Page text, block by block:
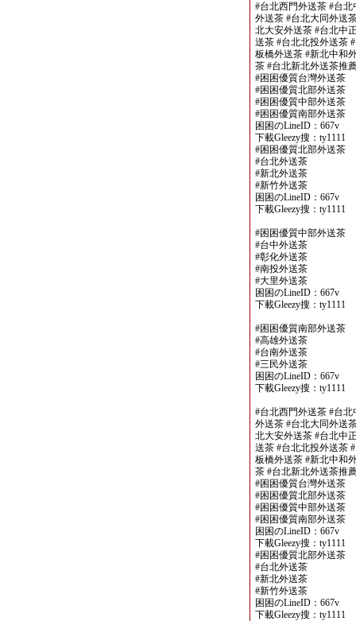
#台北西門外送茶 #台
外送茶 #台北大同外送
北大安外送茶 #台北中
送茶 #台北北投外送茶
板橋外送茶 #新北中和
茶 #台北新北外送茶推
#困困優質台灣外送茶
#困困優質北部外送茶
#困困優質中部外送茶
#困困優質南部外送茶
困困のLineID：667v
下載Gleezy搜：ty1111
#困困優質北部外送茶
#台北外送茶
#新北外送茶
#新竹外送茶
困困のLineID：667v
下載Gleezy搜：ty1111
#困困優質中部外送茶
#台中外送茶
#彰化外送茶
#南投外送茶
#大里外送茶
困困のLineID：667v
下載Gleezy搜：ty1111
#困困優質南部外送茶
#高雄外送茶
#台南外送茶
#三民外送茶
困困のLineID：667v
下載Gleezy搜：ty1111
#台北西門外送茶 #台
外送茶 #台北大同外送
北大安外送茶 #台北中
送茶 #台北北投外送茶
板橋外送茶 #新北中和
茶 #台北新北外送茶推
#困困優質台灣外送茶
#困困優質北部外送茶
#困困優質中部外送茶
#困困優質南部外送茶
困困のLineID：667v
下載Gleezy搜：ty1111
#困困優質北部外送茶
#台北外送茶
#新北外送茶
#新竹外送茶
困困のLineID：667v
下載Gleezy搜：ty1111